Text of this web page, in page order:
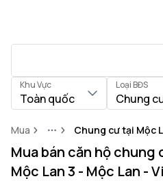
Khu Vực
Toàn quốc
Loại BĐS
Chung
Mua MoreChung cư tại Mộc
Mua bán căn hộ chung
Mộc Lan 3 - Mộc Lan -